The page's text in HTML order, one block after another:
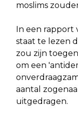
moslims
In een rapport
staat te lezen
zou zijn
om een
aantal
uitgedragen.